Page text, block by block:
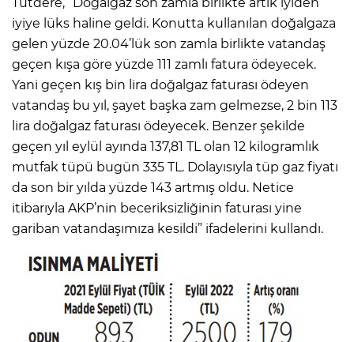
iyiye lüks haline geldi. Konutta kullanılan doğalgaza
gelen yüzde 20.04’lük son zamla birlikte vatandaş
geçen kışa göre yüzde 111 zamlı fatura ödeyecek.
Yani geçen kış bin lira doğalgaz faturası ödeyen
vatandaş bu yıl, şayet başka zam gelmezse, 2 bin 113
lira doğalgaz faturası ödeyecek. Benzer şekilde
geçen yıl eylül ayında 137,81 TL olan 12 kilogramlık
mutfak tüpü bugün 335 TL. Dolayısıyla tüp gaz fiyatı
da son bir yılda yüzde 143 artmış oldu. Netice
itibarıyla AKP’nin beceriksizliğinin faturası yine
gariban vatandaşımıza kesildi” ifadelerini kullandı.